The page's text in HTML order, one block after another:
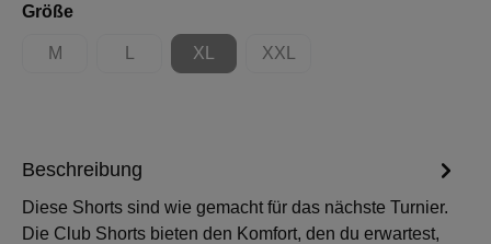
Größeauswählen
M
(Diese Option ist zurzeit nicht verfügbar.)
(Diese Option ist zurzeit nicht verfügbar.)
XL
(Diese Option ist zurzeit nicht verfügbar.)
XXL
(Diese Option ist zurzeit nicht
Beschreibung
Diese Shorts sind wie gemacht für das nächste Turnier.
Die Club Shorts bieten den Komfort, den du erwartest,